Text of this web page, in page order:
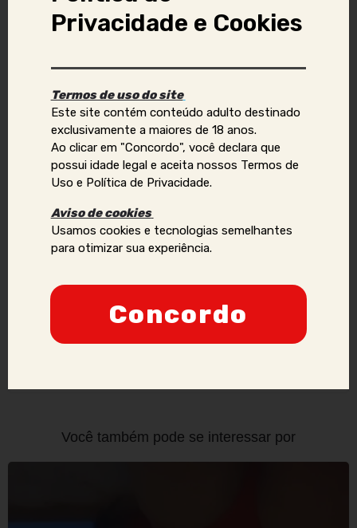
Se você identificar golpes, conteúdos ilegais ou abusivos,
ou quiser reportar violações de direitos autorais, uso
indevido de imagens ou dados pessoais (como telefone,
e-mail, nomes, endereços, etc.), envie um e-mail para:
contato@acompanhantesvirtual.com.br.
possamos analisar a situação de forma mais eficaz.
Anunciantes que acumularem várias denúncias podem
proibidos de manter ou criar novos anúncios no site.
Nossa prioridade é a segurança e a confiança dos
nossos usuários, e adotaremos todas as medidas
necessárias para manter um ambiente seguro e
Você também pode se interessar por
Privacidade e Cookies
Termos de uso do site
Este site contém conteúdo adulto destinado
exclusivamente a maiores de 18 anos.
Ao clicar em "Concordo", você declara que
possui idade legal e aceita nossos Termos de
Uso e Política de Privacidade.
Aviso de cookies
Usamos cookies e tecnologias semelhantes
para otimizar sua experiência.
Concordo